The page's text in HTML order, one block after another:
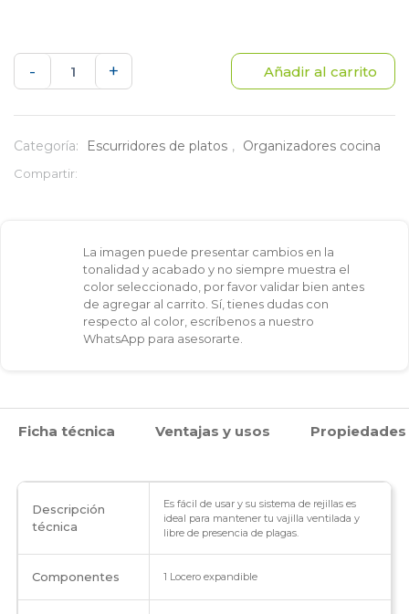
-
Locero
cantidad
+ Añadir al carrito
Categoría: Escurridores de platos , Organizadores cocina
Compartir:
La imagen puede presentar cambios en la
tonalidad y acabado y no siempre muestra el
color seleccionado, por favor validar bien antes
de agregar al carrito. Sí, tienes dudas con
respecto al color, escríbenos a nuestro
WhatsApp para asesorarte.
Ficha técnica Ventajas y usos Propiedades
Descripción
técnica
Es fácil de usar y su sistema de rejillas es
ideal para mantener tu vajilla ventilada y
libre de presencia de plagas.
Componentes 1 Locero expandible